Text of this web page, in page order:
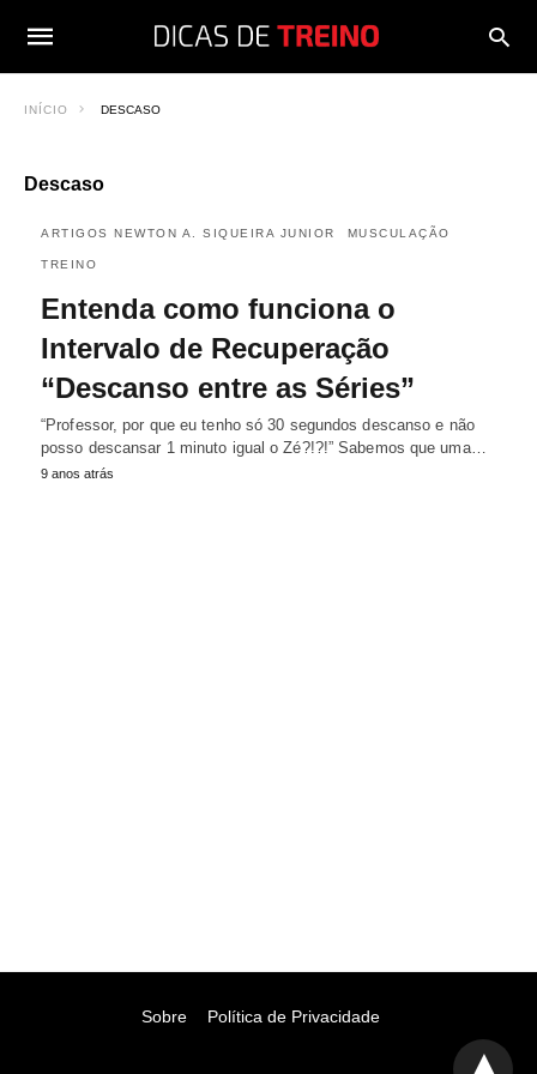
INÍCIO DESCASO
Descaso
ARTIGOS NEWTON A. SIQUEIRA JUNIOR MUSCULAÇÃO
TREINO
Entenda como funciona o
Intervalo de Recuperação
“Descanso entre as Séries”
“Professor, por que eu tenho só 30 segundos descanso e não
posso descansar 1 minuto igual o Zé?!?!” Sabemos que uma…
9 anos atrás
Sobre Política de Privacidade